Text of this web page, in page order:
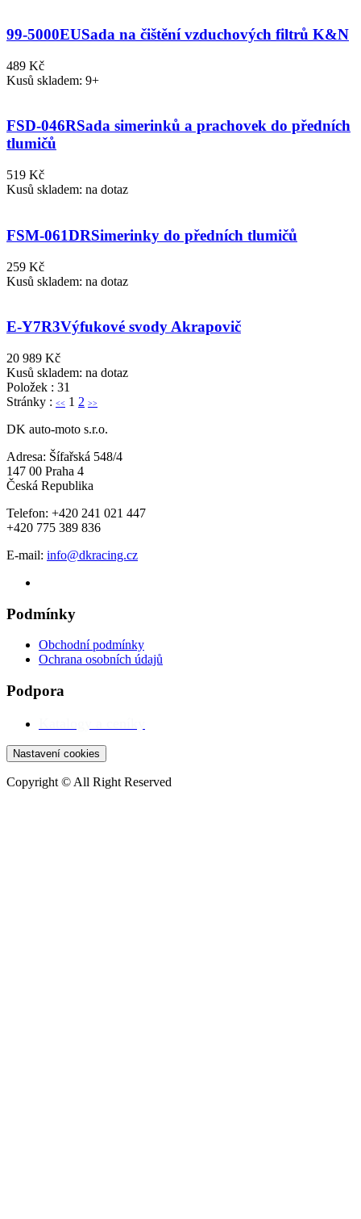
99-5000EUSada na čištění vzduchových filtrů K&N
489 Kč
Kusů skladem: 9+
FSD-046RSada simerinků a prachovek do předních
tlumičů
519 Kč
Kusů skladem: na dotaz
FSM-061DRSimerinky do předních tlumičů
259 Kč
Kusů skladem: na dotaz
E-Y7R3Výfukové svody Akrapovič
20 989 Kč
Kusů skladem: na dotaz
Položek : 31
Stránky : << 1 2 >>
DK auto-moto s.r.o.
Adresa: Šífařská 548/4
147 00 Praha 4
Česká Republika
Telefon: +420 241 021 447
+420 775 389 836
E-mail: info@dkracing.cz
Podmínky
Obchodní podmínky
Ochrana osobních údajů
Podpora
Nastavení cookies
Copyright © All Right Reserved